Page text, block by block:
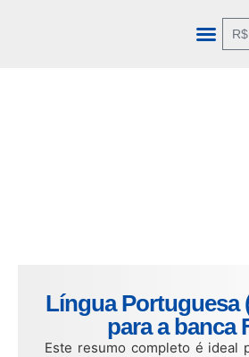
R$
Língua Portuguesa
para a banca
Este resumo completo é ideal